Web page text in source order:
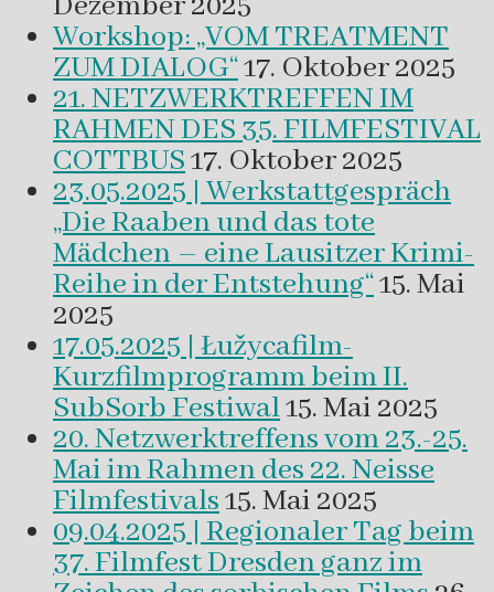
Workshop: „VOM TREATMENT
ZUM DIALOG“17. Oktober 2025
21. NETZWERKTREFFEN IM
RAHMEN DES 35. FILMFESTIVAL
COTTBUS17. Oktober 2025
23.05.2025 | Werkstattgespräch
„Die Raaben und das tote
Mädchen – eine Lausitzer Krimi-
Reihe in der Entstehung“15. Mai
2025
17.05.2025 | Łužycafilm-
Kurzfilmprogramm beim II.
SubSorb Festiwal15. Mai 2025
20. Netzwerktreffens vom 23.-25.
Mai im Rahmen des 22. Neisse
Filmfestivals15. Mai 2025
09.04.2025 | Regionaler Tag beim
37. Filmfest Dresden ganz im